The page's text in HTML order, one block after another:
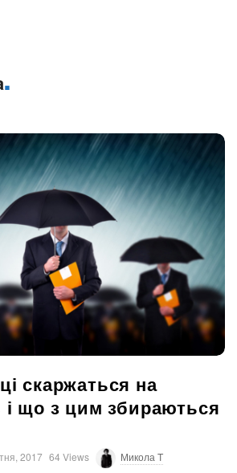
.
скаржаться на
і що з цим збираються
2017 64 Views Микола T